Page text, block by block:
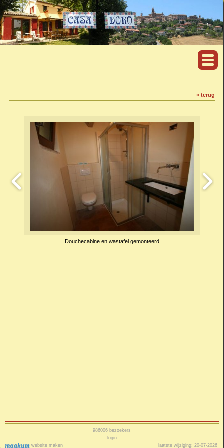
« terug
Douchecabine en wastafel gemonteerd
website maken
986006 bezoekers
login
laatste wijziging: 20-07-2026